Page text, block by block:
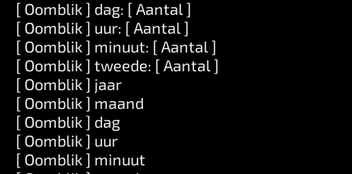
[ Oomblik ] dag: [ Aantal ]
[ Oomblik ] uur: [ Aantal ]
[ Oomblik ] minuut: [ Aantal ]
[ Oomblik ] tweede: [ Aantal ]
[ Oomblik ] jaar
[ Oomblik ] maand
[ Oomblik ] dag
[ Oomblik ] uur
[ Oomblik ] minuut